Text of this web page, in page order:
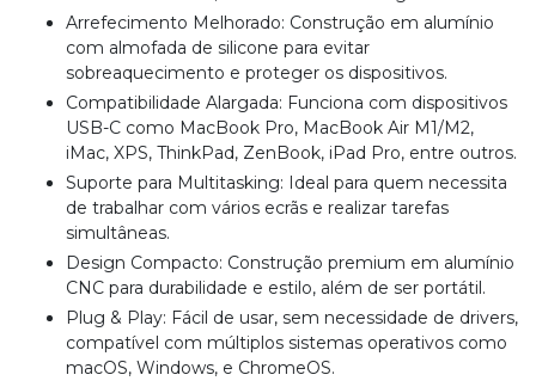
Arrefecimento Melhorado: Construção em alumínio
com almofada de silicone para evitar
sobreaquecimento e proteger os dispositivos.
Compatibilidade Alargada: Funciona com dispositivos
USB-C como MacBook Pro, MacBook Air M1/M2,
iMac, XPS, ThinkPad, ZenBook, iPad Pro, entre outros.
Suporte para Multitasking: Ideal para quem necessita
de trabalhar com vários ecrãs e realizar tarefas
simultâneas.
Design Compacto: Construção premium em alumínio
CNC para durabilidade e estilo, além de ser portátil.
Plug & Play: Fácil de usar, sem necessidade de drivers,
compatível com múltiplos sistemas operativos como
macOS, Windows, e ChromeOS.